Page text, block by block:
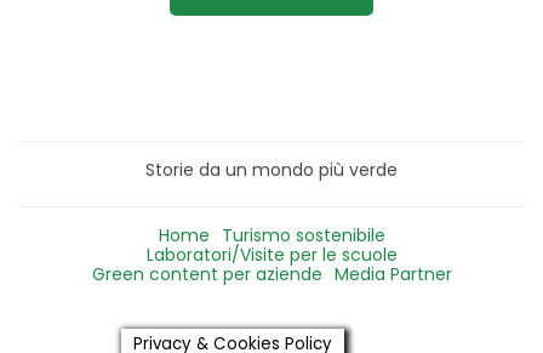
Storie da un mondo più verde
Home Turismo sostenibile
Laboratori/Visite per le scuole
Green content per aziende Media Partner
Privacy & Cookies Policy